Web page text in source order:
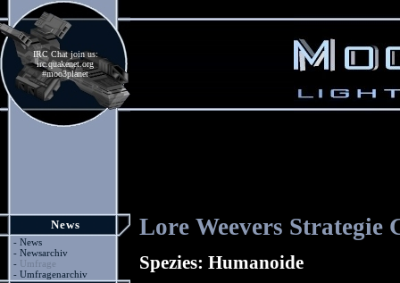
IRC Chat join us:
irc.quakenet.org
#moo3planet
News
- News
- Newsarchiv
- Umfrage
- Umfragenarchiv
Lore Weevers Strategie
Spezies: Humanoide